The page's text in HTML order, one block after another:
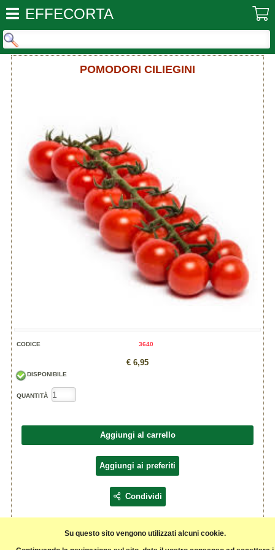
Su questo sito vengono utilizzati alcuni cookie.
EFFECORTA
POMODORI CILIEGINI
CODICE 3640
€ 6,95
DISPONIBILE
QUANTITÀ
Aggiungi al carrello
Aggiungi ai preferiti
Condividi
prodotto da agricoltura biologica fornito da: